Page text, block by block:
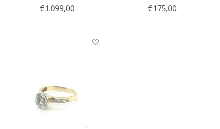
€1.099,00
€175,00